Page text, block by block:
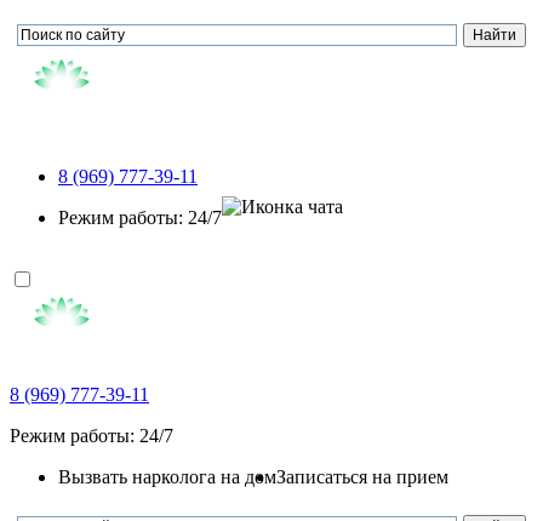
8 (969) 777-39-11
Режим работы: 24/7
8 (969) 777-39-11
Режим работы: 24/7
Вызвать нарколога на домЗаписаться на прием